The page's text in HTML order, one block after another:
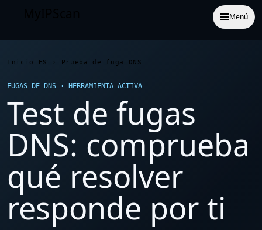
Menú
Inicio ES Prueba de fuga DNS
FUGAS DE DNS · HERRAMIENTA ACTIVA
Test de fugas
DNS: comprueba
qué resolver
responde por ti